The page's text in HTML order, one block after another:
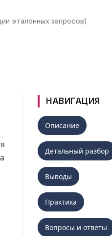
эталонных запросов)
НАВИГАЦИЯ
Описание
Детальный разбор
Выводы
Практика
Вопросы и ответы